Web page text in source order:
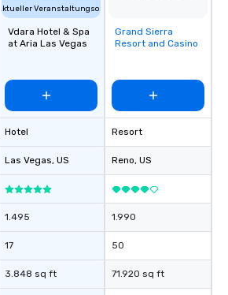
Aktueller Veranstaltungsort
Vdara Hotel & Spa
at Aria Las Vegas
Hotel
Las Vegas, US
1.495
17
3.848 sq ft
Removed from
favorites
Grand Sierra
Resort and Casino
Resort
Reno, US
1.990
50
71.920 sq ft